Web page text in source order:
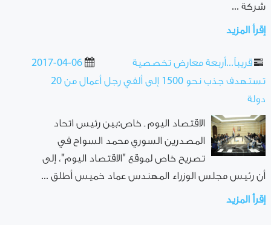
شركة ...
إقرأ المزيد
2017-04-06
قريباً...أربعة معارض تخصصية
تستهدف جذب نحو 1500 إلى ألفي رجل أعمال من 20
دولة
الاقتصاد اليوم ـ خاص:بين رئيس اتحاد
المصدرين السوري محمد السواح في
تصريح خاص لموقع "الاقتصاد اليوم"، إلى
أن رئيس مجلس الوزراء المهندس عماد خميس أطلق ...
إقرأ المزيد